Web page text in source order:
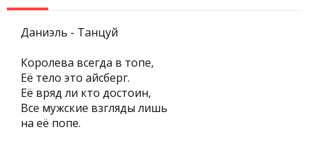
Даниэль - Танцуй
Королева всегда в топе,
Её тело это айсберг.
Её вряд ли кто достоин,
Все мужские взгляды лишь
на её попе.